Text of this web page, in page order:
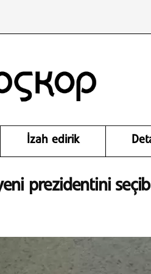
İzah edirik
prezidentini seçib